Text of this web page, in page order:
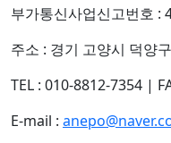
부가통신사업신고번호 :
주소 : 경기 고양시 덕양
TEL : 010-8812-7354 |
E-mail :